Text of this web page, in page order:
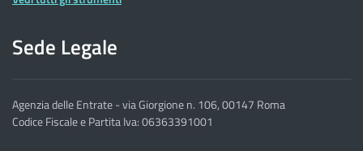
Sede Legale
Agenzia delle Entrate - via Giorgione n. 106, 00147 Roma
Codice Fiscale e Partita Iva: 06363391001